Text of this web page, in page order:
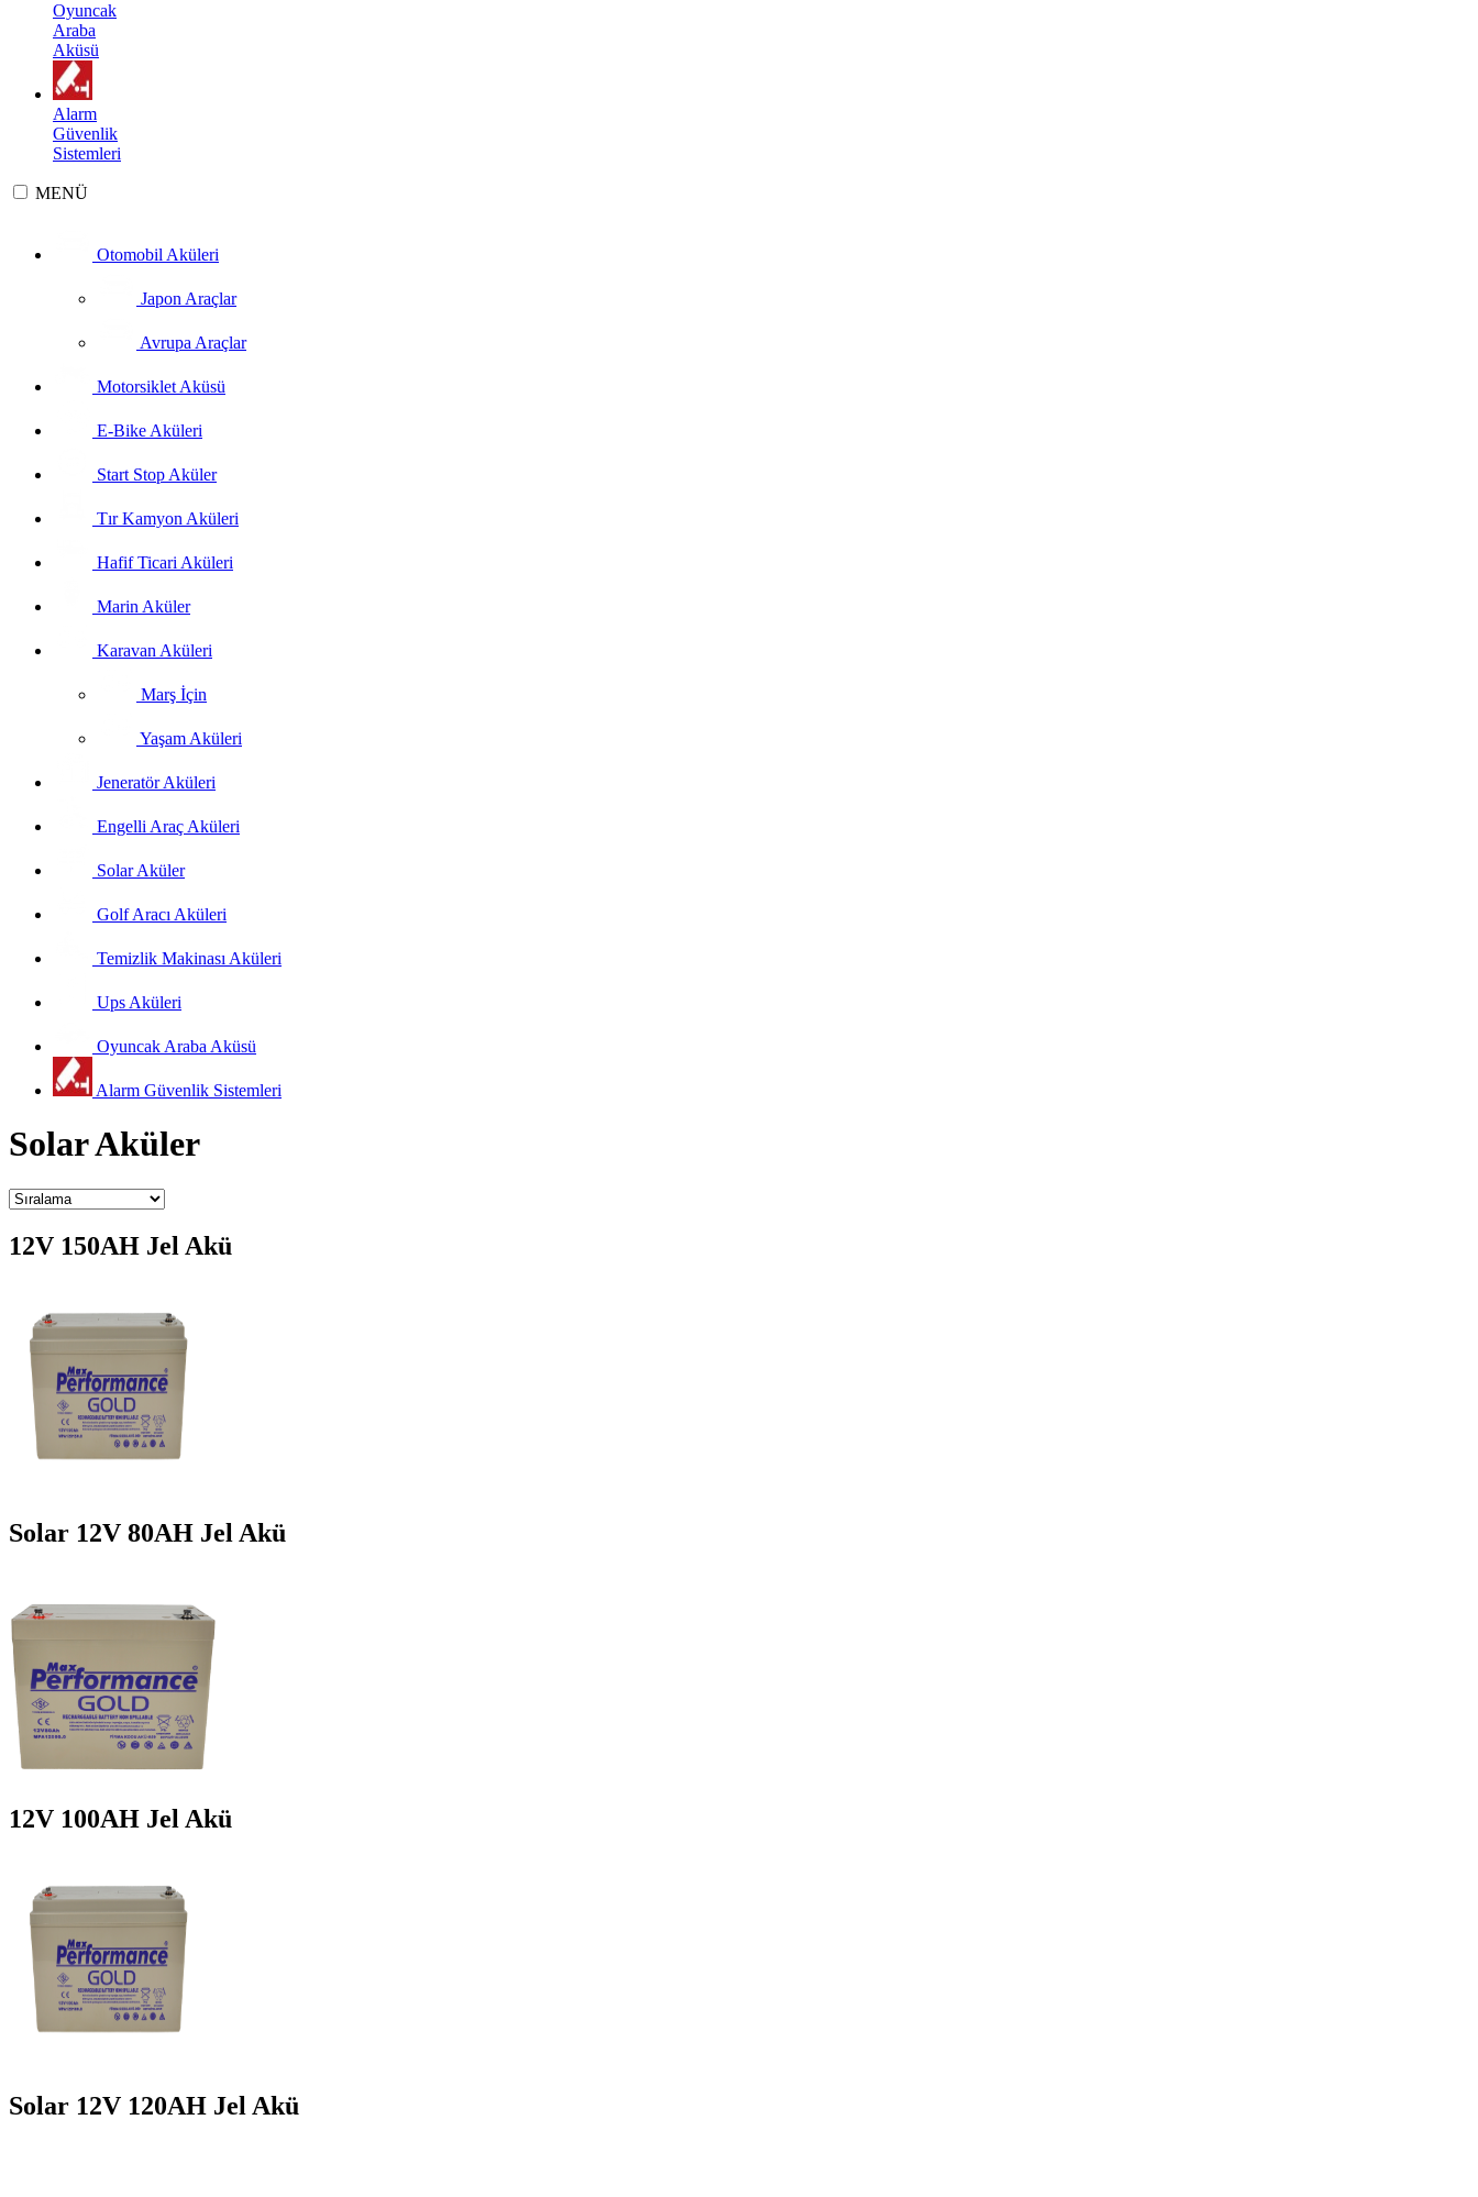
Oyuncak
Araba
Aküsü
Alarm
Güvenlik
Sistemleri
MENÜ
Otomobil Aküleri
Japon Araçlar
Avrupa Araçlar
Motorsiklet Aküsü
E-Bike Aküleri
Start Stop Aküler
Tır Kamyon Aküleri
Hafif Ticari Aküleri
Marin Aküler
Karavan Aküleri
Marş İçin
Yaşam Aküleri
Jeneratör Aküleri
Engelli Araç Aküleri
Solar Aküler
Golf Aracı Aküleri
Temizlik Makinası Aküleri
Ups Aküleri
Oyuncak Araba Aküsü
Alarm Güvenlik Sistemleri
Solar Aküler
12V 150AH Jel Akü
Solar 12V 80AH Jel Akü
12V 100AH Jel Akü
Solar 12V 120AH Jel Akü